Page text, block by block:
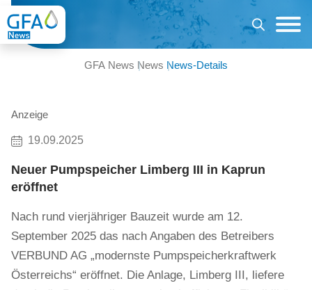
GFA News News News-Details
Anzeige
19.09.2025
Neuer Pumpspeicher Limberg III in Kaprun
eröffnet
Nach rund vierjähriger Bauzeit wurde am 12.
September 2025 das nach Angaben des Betreibers
VERBUND AG „modernste Pumpspeicherkraftwerk
Österreichs“ eröffnet. Die Anlage, Limberg III, liefere